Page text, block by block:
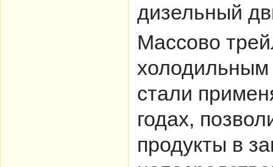
дизельный
Массово
стали
годах,
продукты в